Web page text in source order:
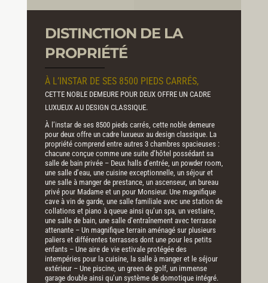
DISTINCTION DE LA
PROPRIÉTÉ
À L’INSTAR DE SES 8500 PIEDS CARRÉS,
CETTE NOBLE DEMEURE POUR DEUX OFFRE UN CADRE
LUXUEUX AU DESIGN CLASSIQUE.
À l’instar de ses 8500 pieds carrés, cette noble demeure
pour deux offre un cadre luxueux au design classique. La
propriété comprend entre autres 3 chambres spacieuses :
chacune conçue comme une suite d’hôtel possédant sa
salle de bain privée – Deux halls d’entrée, un powder room,
une salle d’eau, une cuisine exceptionnelle, un séjour et
une salle à manger de prestance, un ascenseur, un bureau
privé pour Madame et un pour Monsieur. Une magnifique
cave à vin de garde, une salle familiale avec une station de
collations et piano à queue ainsi qu’un spa, un vestiaire,
une salle de bain, une salle d’entraînement avec terrasse
attenante – Un magnifique terrain aménagé sur plusieurs
paliers et différentes terrasses dont une pour les petits
enfants – Une aire de vie estivale protégée des
intempéries pour la cuisine, la salle à manger et le séjour
extérieur – Une piscine, un green de golf, un immense
garage double ainsi qu’un système de domotique intégré.